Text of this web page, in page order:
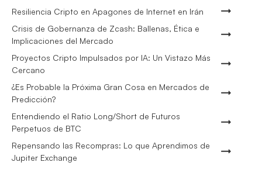
Resiliencia Cripto en Apagones de Internet en Irán
Crisis de Gobernanza de Zcash: Ballenas, Ética e
Implicaciones del Mercado
Proyectos Cripto Impulsados por IA: Un Vistazo Más
Cercano
¿Es Probable la Próxima Gran Cosa en Mercados de
Predicción?
Entendiendo el Ratio Long/Short de Futuros
Perpetuos de BTC
Repensando las Recompras: Lo que Aprendimos de
Jupiter Exchange